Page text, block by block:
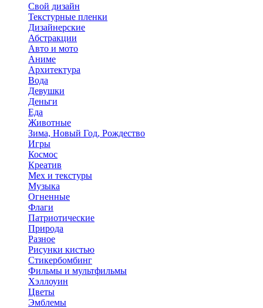
Свой дизайн
Текстурные пленки
Дизайнерские
Абстракции
Авто и мото
Аниме
Архитектура
Вода
Девушки
Деньги
Еда
Животные
Зима, Новый Год, Рождество
Игры
Космос
Креатив
Мех и текстуры
Музыка
Огненные
Флаги
Патриотические
Природа
Разное
Рисунки кистью
Стикербомбинг
Фильмы и мультфильмы
Хэллоуин
Цветы
Эмблемы